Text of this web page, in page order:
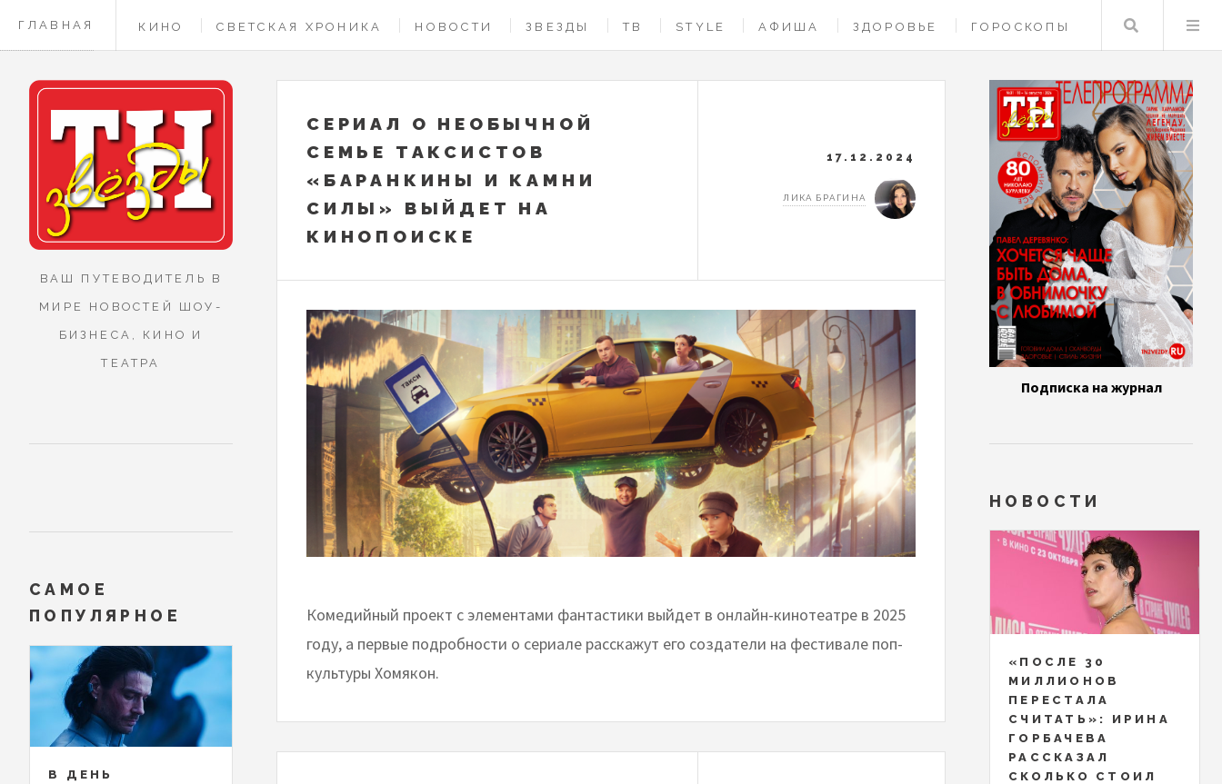
ГЛАВНАЯ КИНО СВЕТСКАЯ ХРОНИКА НОВОСТИ ЗВЕЗДЫ ТВ STYLE АФИША ЗДОРОВЬЕ ГОРОСКОПЫ
КОНТАКТЫ
Поиск
СЕРИАЛ О НЕОБЫЧНОЙ
СЕМЬЕ ТАКСИСТОВ
«БАРАНКИНЫ И КАМНИ
СИЛЫ» ВЫЙДЕТ НА
КИНОПОИСКЕ
17.12.2024
ЛИКА БРАГИНА
Комедийный проект с элементами фантастики выйдет в онлайн-кинотеатре в 2025
году, а первые подробности о сериале расскажут его создатели на фестивале поп-
культуры Хомякон.
ВАШ ПУТЕВОДИТЕЛЬ В
МИРЕ НОВОСТЕЙ ШОУ-
БИЗНЕСА, КИНО И
ТЕАТРА
САМОЕ
ПОПУЛЯРНОЕ
В ДЕНЬ
Подписка на журнал
НОВОСТИ
«ПОСЛЕ 30
МИЛЛИОНОВ
ПЕРЕСТАЛА
СЧИТАТЬ»: ИРИНА
ГОРБАЧЕВА
РАССКАЗАЛ
СКОЛЬКО СТОИЛ